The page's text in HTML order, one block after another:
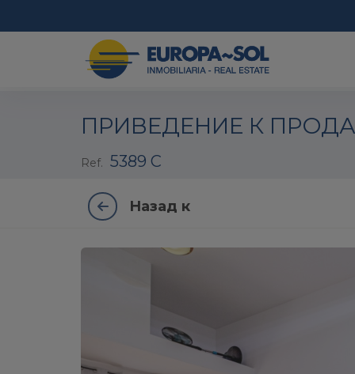
ПРИВЕДЕНИЕ К
Ref. 5389 C
Назад к
1 / 5